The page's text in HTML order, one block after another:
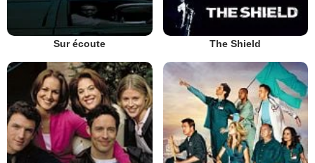
Sur écoute The Shield